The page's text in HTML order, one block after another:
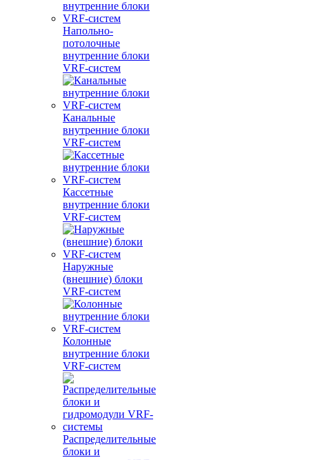
Напольно-
потолочные
внутренние блоки
VRF-систем
Канальные
внутренние блоки
VRF-систем
Кассетные
внутренние блоки
VRF-систем
Наружные
(внешние) блоки
VRF-систем
Колонные
внутренние блоки
VRF-систем
Распределительные
блоки и